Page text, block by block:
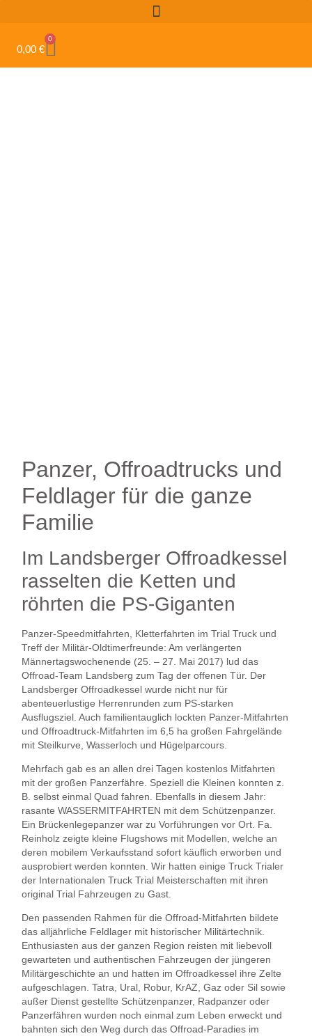
0,00 €
0
Panzer, Offroadtrucks und
Feldlager für die ganze
Familie
Im Landsberger Offroadkessel
rasselten die Ketten und
röhrten die PS-Giganten
Panzer-Speedmitfahrten, Kletterfahrten im Trial Truck und
Treff der Militär-Oldtimerfreunde: Am verlängerten
Männertagswochenende (25. – 27. Mai 2017) lud das
Offroad-Team Landsberg zum Tag der offenen Tür. Der
Landsberger Offroadkessel wurde nicht nur für
abenteuerlustige Herrenrunden zum PS-starken
Ausflugsziel. Auch familientauglich lockten Panzer-Mitfahrten
und Offroadtruck-Mitfahrten im 6,5 ha großen Fahrgelände
mit Steilkurve, Wasserloch und Hügelparcours.
Mehrfach gab es an allen drei Tagen kostenlos Mitfahrten
mit der großen Panzerfähre.
Speziell die Kleinen konnten z.
B. selbst einmal Quad fahren. Ebenfalls in diesem Jahr:
rasanteWASSERMITFAHRTEN mit dem Schützenpanzer.
Ein Brückenlegepanzer war zu Vorführungen vor Ort. Fa.
Reinholz zeigte kleine Flugshows mit Modellen, welche an
deren mobilem Verkaufsstand sofort käuflich erworben und
ausprobiert werden konnten. Wir hatten einige Truck Trialer
der Internationalen Truck Trial Meisterschaften mit ihren
original Trial Fahrzeugen zu Gast.
Den passenden Rahmen für die Offroad-Mitfahrten bildete
das alljährliche Feldlager mit historischer Militärtechnik.
Enthusiasten aus der ganzen Region reisten mit liebevoll
gewarteten und authentischen Fahrzeugen der jüngeren
Militärgeschichte an und hatten im Offroadkessel ihre Zelte
aufgeschlagen. Tatra, Ural, Robur, KrAZ, Gaz oder Sil sowie
außer Dienst gestellte Schützenpanzer, Radpanzer oder
Panzerfähren wurden noch einmal zum Leben erweckt und
bahnten sich den Weg durch das Offroad-Paradies im